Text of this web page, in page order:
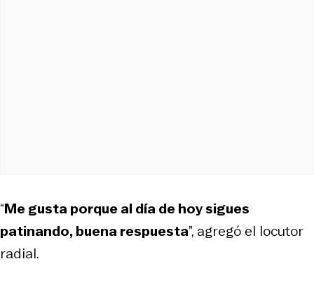
“Me gusta porque al día de hoy sigues
patinando, buena respuesta”, agregó el locutor
radial.